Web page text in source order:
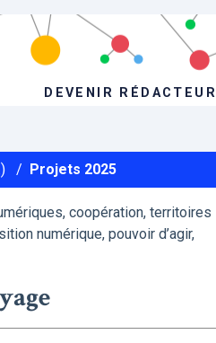
DEVENIR RÉDACTEUR
/ Projets 2025
coopération, territoires
numérique, pouvoir d’agir,